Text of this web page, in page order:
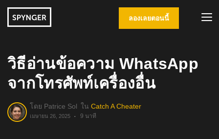
ลองเลยตอนนี้
วิธีอ่านข้อความ WhatsApp
จากโทรศัพท์เครื่องอื่น
โดย Patrice Sol ใน Catch A Cheater
เมษายน 26, 2025 9 นาที